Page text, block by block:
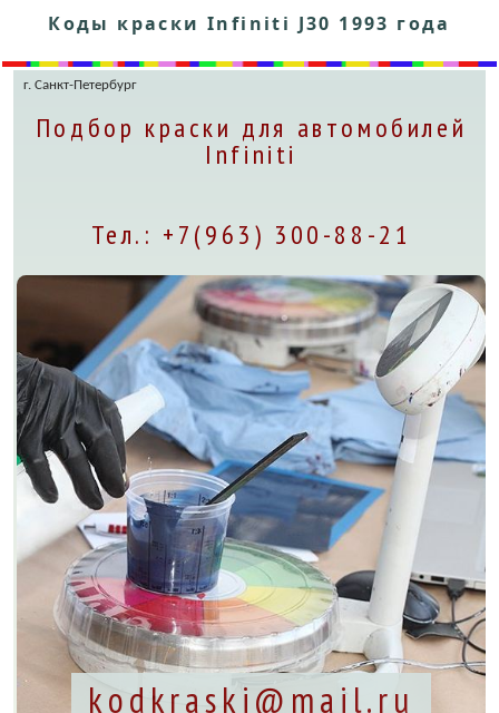
Коды краски Infiniti J30 1993 года
г. Санкт-Петербург
Подбор краски для автомобилей
Infiniti
Тел.: +7(963) 300-88-21
kodkraski@mail.ru